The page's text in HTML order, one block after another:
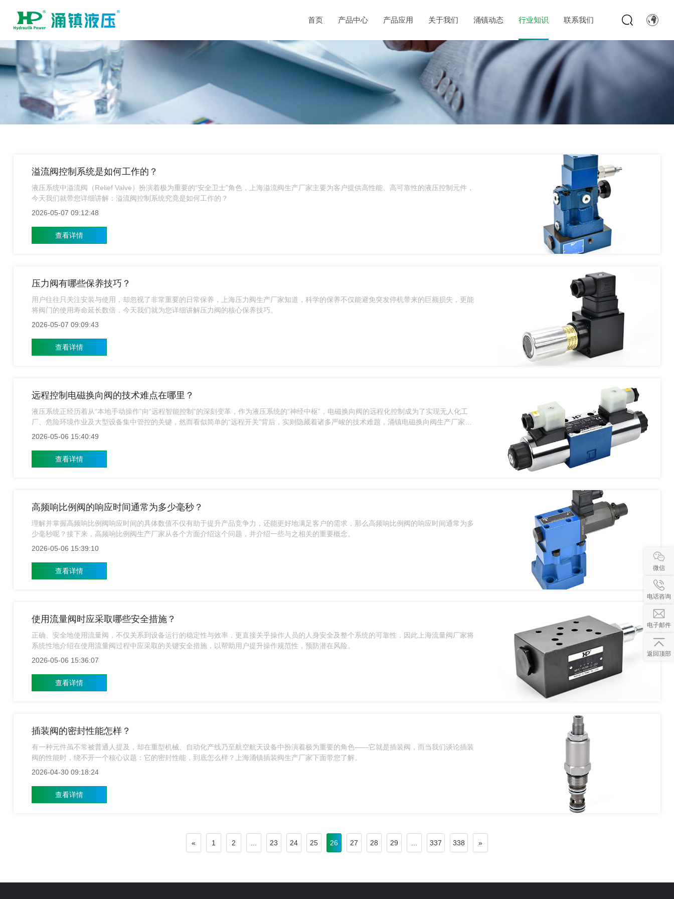
首页 产品中心 产品应用 关于我们 涌镇动态 行业知识 联系我们
溢流阀控制系统是如何工作的？
液压系统中溢流阀（Relief Valve）扮演着极为重要的“安全卫士”角色，上海溢流阀生产厂家主要为客户提供高性能、高可靠性的液压控制元件，
今天我们就带您详细讲解：溢流阀控制系统究竟是如何工作的？
2026-05-07 09:12:48
查看详情
压力阀有哪些保养技巧？
用户往往只关注安装与使用，却忽视了非常重要的日常保养，上海压力阀生产厂家知道，科学的保养不仅能避免突发停机带来的巨额损失，更能
将阀门的使用寿命延长数倍，今天我们就为您详细讲解压力阀的核心保养技巧。
2026-05-07 09:09:43
查看详情
远程控制电磁换向阀的技术难点在哪里？
液压系统正经历着从“本地手动操作”向“远程智能控制”的深刻变革，作为液压系统的“神经中枢”，电磁换向阀的远程化控制成为了实现无人化工
厂、危险环境作业及大型设备集中管控的关键，然而看似简单的“远程开关”背后，实则隐藏着诸多严峻的技术难题，涌镇电磁换向阀生产厂家知
道要攻克这些难点，必须在Electrical特性、信号传输、环境适应性及系统稳定性上进行全方位的突破。
2026-05-06 15:40:49
查看详情
高频响比例阀的响应时间通常为多少毫秒？
理解并掌握高频响比例阀响应时间的具体数值不仅有助于提升产品竞争力，还能更好地满足客户的需求，那么高频响比例阀的响应时间通常为多
少毫秒呢？接下来，高频响比例阀生产厂家从各个方面介绍这个问题，并介绍一些与之相关的重要概念。
2026-05-06 15:39:10
查看详情
使用流量阀时应采取哪些安全措施？
正确、安全地使用流量阀，不仅关系到设备运行的稳定性与效率，更直接关乎操作人员的人身安全及整个系统的可靠性，因此上海流量阀厂家将
系统性地介绍在使用流量阀过程中应采取的关键安全措施，以帮助用户提升操作规范性，预防潜在风险。
2026-05-06 15:36:07
查看详情
插装阀的密封性能怎样？
有一种元件虽不常被普通人提及，却在重型机械、自动化产线乃至航空航天设备中扮演着极为重要的角色——它就是插装阀，而当我们谈论插装
阀的性能时，绕不开一个核心议题：它的密封性能，到底怎么样？上海涌镇插装阀生产厂家下面带您了解。
2026-04-30 09:18:24
查看详情
« 1 2 23 24 25 26 27 28 29 337 338 »
微信
电话咨询
电子邮件
返回顶部